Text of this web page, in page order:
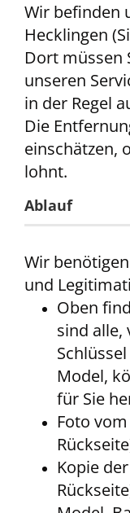
Wir befinden
Hecklingen
Dort müssen
unseren
in der Regel
Die
einschätzen,
lohnt.
Ablauf
Wir
und
Oben
sind alle,
Model,
für Sie
Foto
Kopie